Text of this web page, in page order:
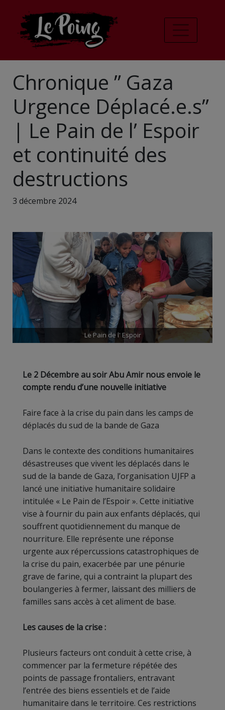
Chronique ” Gaza
Urgence Déplacé.e.s”
| Le Pain de l’ Espoir
et continuité des
destructions
3 décembre 2024
Le Pain de l' Espoir
Le 2 Décembre au soir Abu Amir nous envoie le
compte rendu d’une nouvelle initiative
Faire face à la crise du pain dans les camps de
déplacés du sud de la bande de Gaza
Dans le contexte des conditions humanitaires
désastreuses que vivent les déplacés dans le
sud de la bande de Gaza, l’organisation UJFP a
lancé une initiative humanitaire solidaire
intitulée « Le Pain de l’Espoir ». Cette initiative
vise à fournir du pain aux enfants déplacés, qui
souffrent quotidiennement du manque de
nourriture. Elle représente une réponse
urgente aux répercussions catastrophiques de
la crise du pain, exacerbée par une pénurie
grave de farine, qui a contraint la plupart des
boulangeries à fermer, laissant des milliers de
familles sans accès à cet aliment de base.
Les causes de la crise :
Plusieurs facteurs ont conduit à cette crise, à
commencer par la fermeture répétée des
points de passage frontaliers, entravant
l’entrée des biens essentiels et de l’aide
humanitaire dans le territoire. Ces restrictions